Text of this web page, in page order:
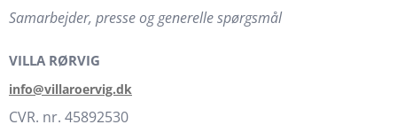
Samarbejder, presse og generelle spørgsmål
VILLA RØRVIG
info@villaroervig.dk
CVR. nr. 45892530